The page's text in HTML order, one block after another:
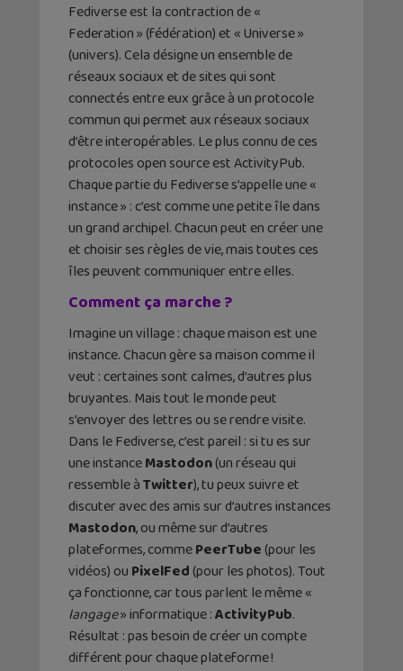
Fediverse est la contraction de «
Federation » (fédération) et « Universe »
(univers). Cela désigne un ensemble de
réseaux sociaux et de sites qui sont
connectés entre eux grâce à un protocole
commun qui permet aux réseaux sociaux
d’être interopérables. Le plus connu de ces
protocoles open source est ActivityPub.
Chaque partie du Fediverse s’appelle une «
instance » : c’est comme une petite île dans
un grand archipel. Chacun peut en créer une
et choisir ses règles de vie, mais toutes ces
îles peuvent communiquer entre elles.
Comment ça marche ?
Imagine un village : chaque maison est une
instance. Chacun gère sa maison comme il
veut : certaines sont calmes, d’autres plus
bruyantes. Mais tout le monde peut
s’envoyer des lettres ou se rendre visite.
Dans le Fediverse, c’est pareil : si tu es sur
une instanceMastodon(un réseau qui
ressemble àTwitter), tu peux suivre et
discuter avec des amis sur d’autres instances
Mastodon, ou même sur d’autres
plateformes, commePeerTube(pour les
vidéos) ou PixelFed(pour les photos). Tout
ça fonctionne, car tous parlent le même «
langage» informatique :ActivityPub.
Résultat : pas besoin de créer un compte
différent pour chaque plateforme !